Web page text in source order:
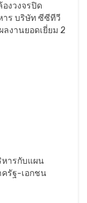
งวงจรปิด
าร บริษัท ซีซีทีวี
งานยอดเยี่ยม 2
หารกับแผน
ครัฐ-เอกชน